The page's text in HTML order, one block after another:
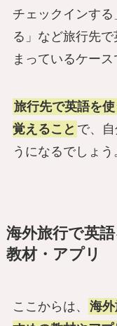
チェックインする
る」など旅行先
まっているケース
旅行先で英語を
覚えること で、
うになるでしょう
海外旅行で英
教材・アプリ
ここからは、
海